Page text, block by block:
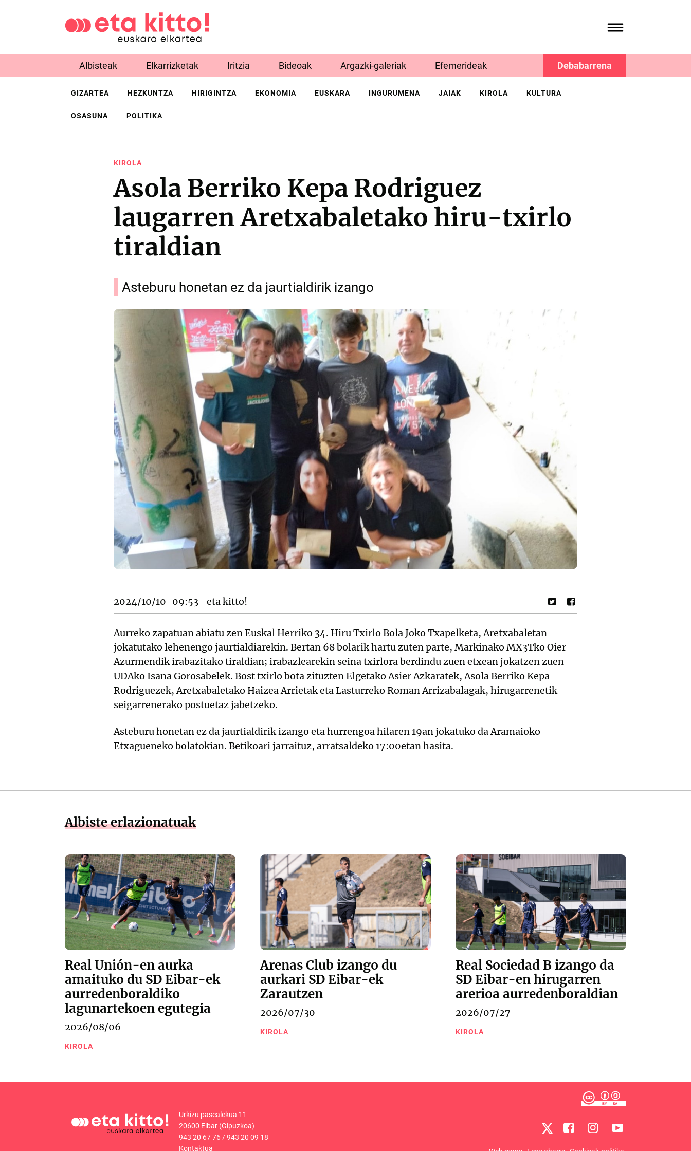
Albisteak Elkarrizketak Iritzia Bideoak Argazki-galeriak Efemerideak Debabarrena
GIZARTEA HEZKUNTZA HIRIGINTZA EKONOMIA EUSKARA INGURUMENA JAIAK KIROLA KULTURA
OSASUNA POLITIKA
KIROLA
Asola Berriko Kepa Rodriguez
laugarren Aretxabaletako hiru-txirlo
tiraldian
Asteburu honetan ez da jaurtialdirik izango
2024/10/10 09:53 eta kitto!
Aurreko zapatuan abiatu zen Euskal Herriko 34. Hiru Txirlo Bola Joko Txapelketa, Aretxabaletan
jokatutako lehenengo jaurtialdiarekin. Bertan 68 bolarik hartu zuten parte, Markinako MX3Tko Oier
Azurmendik irabazitako tiraldian; irabazlearekin seina txirlora berdindu zuen etxean jokatzen zuen
UDAko Isana Gorosabelek. Bost txirlo bota zituzten Elgetako Asier Azkaratek, Asola Berriko Kepa
Rodriguezek, Aretxabaletako Haizea Arrietak eta Lasturreko Roman Arrizabalagak, hirugarrenetik
seigarrenerako postuetaz jabetzeko.
Asteburu honetan ez da jaurtialdirik izango eta hurrengoa hilaren 19an jokatuko da Aramaioko
Etxagueneko bolatokian. Betikoari jarraituz, arratsaldeko 17:00etan hasita.
Albiste erlazionatuak
Real Unión-en aurka
amaituko du SD Eibar-ek
aurredenboraldiko
lagunartekoen egutegia
2026/08/06
KIROLA
Arenas Club izango du
aurkari SD Eibar-ek
Zarautzen
2026/07/30
KIROLA
Real Sociedad B izango da
SD Eibar-en hirugarren
arerioa aurredenboraldian
2026/07/27
KIROLA
Urkizu pasealekua 11
20600 Eibar (Gipuzkoa)
943 20 67 76/943 20 09 18
Kontaktua